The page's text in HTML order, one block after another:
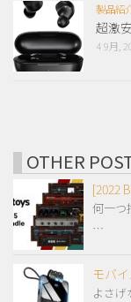
製品紹
超激
4 9月,
OTHER
[2022
何一つ
…
モバ
よさ